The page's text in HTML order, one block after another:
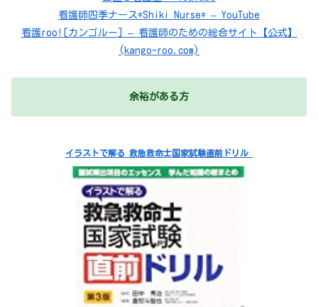
看護師四季ナース*Shiki Nurse* – YouTube
看護roo![カンゴルー] – 看護師のための総合サイト【公式】
(kango-roo.com)
余裕がある方
イラストで解る 救急救命士国家試験直前ドリル